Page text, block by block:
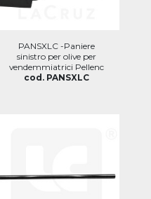
PANSXLC -Paniere
sinistro per olive per
vendemmiatrici Pellenc
cod. PANSXLC